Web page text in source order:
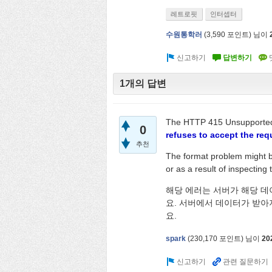
레트로핏 인터셉터
수원통학러 (3,590 포인트) 님이
1개의 답변
0
추천
The HTTP 415
refuses to accept the
The format problem might
or as a result of inspecting
해당 에러는 서버가 해당
요. 서버에서 데이터가 받
요.
spark (230,170 포인트) 님이